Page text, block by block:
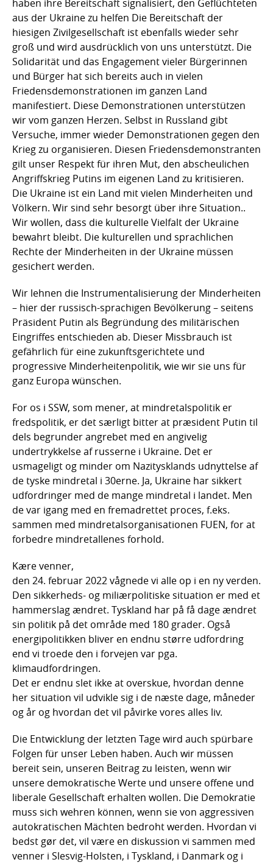
haben ihre Bereitschaft signalisiert, den Geflüchteten
aus der Ukraine zu helfen Die Bereitschaft der
hiesigen Zivilgesellschaft ist ebenfalls wieder sehr
groß und wird ausdrücklich von uns unterstützt. Die
Solidarität und das Engagement vieler Bürgerinnen
und Bürger hat sich bereits auch in vielen
Friedensdemonstrationen im ganzen Land
manifestiert. Diese Demonstrationen unterstützen
wir vom ganzen Herzen. Selbst in Russland gibt
Versuche, immer wieder Demonstrationen gegen den
Krieg zu organisieren. Diesen Friedensdemonstranten
gilt unser Respekt für ihren Mut, den abscheulichen
Angriffskrieg Putins im eigenen Land zu kritisieren.
Die Ukraine ist ein Land mit vielen Minderheiten und
Völkern. Wir sind sehr besorgt über ihre Situation..
Wir wollen, dass die kulturelle Vielfalt der Ukraine
bewahrt bleibt. Die kulturellen und sprachlichen
Rechte der Minderheiten in der Ukraine müssen
gesichert werden.
Wir lehnen die Instrumentalisierung der Minderheiten
– hier der russisch-sprachigen Bevölkerung – seitens
Präsident Putin als Begründung des militärischen
Eingriffes entschieden ab. Dieser Missbrauch ist
gefährlich für eine zukunftsgerichtete und
progressive Minderheitenpolitik, wie wir sie uns für
ganz Europa wünschen.
For os i SSW, som mener, at mindretalspolitik er
fredspolitik, er det særligt bitter at præsident Putin til
dels begrunder angrebet med en angivelig
undertrykkelse af russerne i Ukraine. Det er
usmageligt og minder om Nazitysklands udnyttelse af
de tyske mindretal i 30erne. Ja, Ukraine har sikkert
udfordringer med de mange mindretal i landet. Men
de var igang med en fremadrettet proces, f.eks.
sammen med mindretalsorganisationen FUEN, for at
forbedre mindretallenes forhold.
Kære venner,
den 24. februar 2022 vågnede vi alle op i en ny verden.
Den sikkerheds- og miliærpolitiske situation er med et
hammerslag ændret. Tyskland har på få dage ændret
sin politik på det område med 180 grader. Også
energipolitikken bliver en endnu større udfordring
end vi troede den i forvejen var pga.
klimaudfordringen.
Det er endnu slet ikke at overskue, hvordan denne
her situation vil udvikle sig i de næste dage, måneder
og år og hvordan det vil påvirke vores alles liv.
Die Entwicklung der letzten Tage wird auch spürbare
Folgen für unser Leben haben. Auch wir müssen
bereit sein, unseren Beitrag zu leisten, wenn wir
unsere demokratische Werte und unsere offene und
liberale Gesellschaft erhalten wollen. Die Demokratie
muss sich wehren können, wenn sie von aggressiven
autokratischen Mächten bedroht werden. Hvordan vi
bedst gør det, vil være en diskussion vi sammen med
venner i Slesvig-Holsten, i Tyskland, i Danmark og i